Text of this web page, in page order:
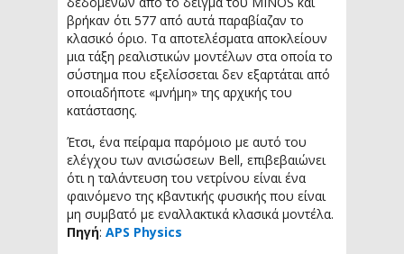
βρήκαν ότι 577 από αυτά παραβίαζαν το
κλασικό όριο. Τα αποτελέσματα αποκλείουν
μια τάξη ρεαλιστικών μοντέλων στα οποία το
σύστημα που εξελίσσεται δεν εξαρτάται από
οποιαδήποτε «μνήμη» της αρχικής του
κατάστασης.
Έτσι, ένα πείραμα παρόμοιο με αυτό του
ελέγχου των ανισώσεων Bell, επιβεβαιώνει
ότι η ταλάντευση του νετρίνου είναι ένα
φαινόμενο της κβαντικής φυσικής που είναι
μη συμβατό με εναλλακτικά κλασικά μοντέλα.
Πηγή: APS Physics